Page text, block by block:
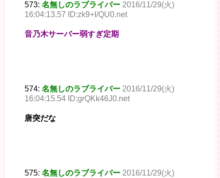
573: 名無しのラブライバー 2016/11/29(火)
16:04:13.57 ID:zk9+I/QU0.net
音乃木サーバー弱すぎ定期
574: 名無しのラブライバー 2016/11/29(火)
16:04:15.54 ID:grQKk46J0.net
唐突だな
575: 名無しのラブライバー 2016/11/29(火)